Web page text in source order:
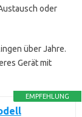
oder
über Jahre.
Gerät mit
EMPFEHLUNG